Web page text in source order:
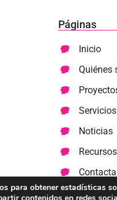
Páginas
Inicio
Quiénes
Servicios
Noticias
Recursos
Contacta
para obtener estadísticas